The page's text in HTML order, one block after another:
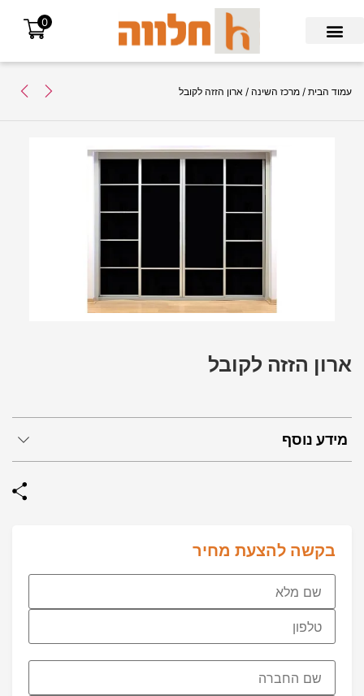
0
עמוד הבית / מרכז השינה / ארון הזזה לקובל
מידע נוסף
ארון הזזה לקובל
בקשה להצעת מחיר